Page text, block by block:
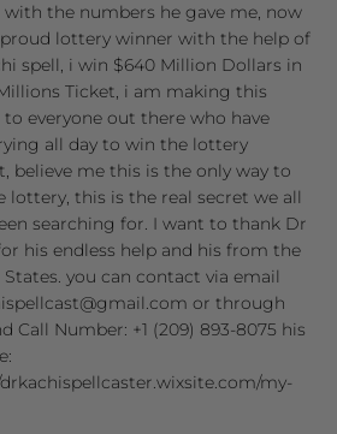
the numbers he gave me, now
lottery winner with the help of
spell, i win $640 Million Dollars in
Ticket, i am making this
everyone out there who have
all day to win the lottery
believe me this is the only way to
lottery, this is the real secret we all
searching for. I want to thank Dr
his endless help and his from the
you can contact via email
or through
Call Number: +1 (209) 893-8075 his
my-